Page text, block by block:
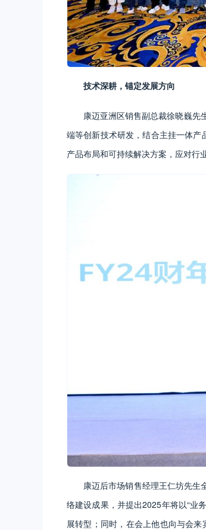
技术深耕，锚定发展方向
康迈亚洲区销售副总裁徐晓巍
端等创新技术研发，结合主挂一体
产品布局和可持续解决方案，应对行
康迈后市场销售经理王仁坊先
络建设成果，并提出2025年将以“业
展转型；同时，在会上他也向与会